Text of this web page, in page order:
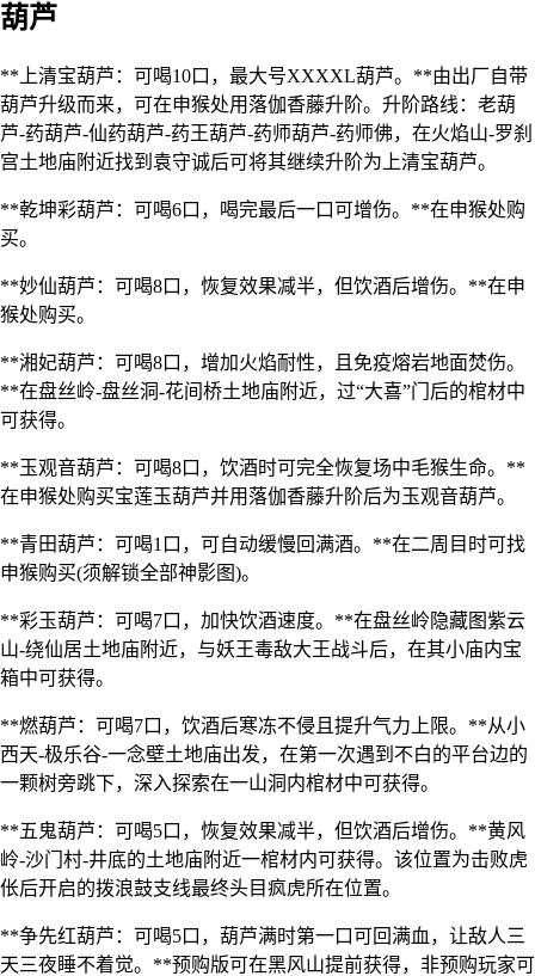
葫芦
**上清宝葫芦：可喝10口，最大号XXXXL葫芦。**由出厂自带
葫芦升级而来，可在申猴处用落伽香藤升阶。升阶路线：老葫
芦-药葫芦-仙药葫芦-药王葫芦-药师葫芦-药师佛，在火焰山-罗刹
宫土地庙附近找到袁守诚后可将其继续升阶为上清宝葫芦。
**乾坤彩葫芦：可喝6口，喝完最后一口可增伤。**在申猴处购
买。
**妙仙葫芦：可喝8口，恢复效果减半，但饮酒后增伤。**在申
猴处购买。
**湘妃葫芦：可喝8口，增加火焰耐性，且免疫熔岩地面焚伤。
**在盘丝岭-盘丝洞-花间桥土地庙附近，过“大喜”门后的棺材中
可获得。
**玉观音葫芦：可喝8口，饮酒时可完全恢复场中毛猴生命。**
在申猴处购买宝莲玉葫芦并用落伽香藤升阶后为玉观音葫芦。
**青田葫芦：可喝1口，可自动缓慢回满酒。**在二周目时可找
申猴购买(须解锁全部神影图)。
**彩玉葫芦：可喝7口，加快饮酒速度。**在盘丝岭隐藏图紫云
山-绕仙居土地庙附近，与妖王毒敌大王战斗后，在其小庙内宝
箱中可获得。
**燃葫芦：可喝7口，饮酒后寒冻不侵且提升气力上限。**从小
西天-极乐谷-一念壁土地庙出发，在第一次遇到不白的平台边的
一颗树旁跳下，深入探索在一山洞内棺材中可获得。
**五鬼葫芦：可喝5口，恢复效果减半，但饮酒后增伤。**黄风
岭-沙门村-井底的土地庙附近一棺材内可获得。该位置为击败虎
伥后开启的拨浪鼓支线最终头目疯虎所在位置。
**争先红葫芦：可喝5口，葫芦满时第一口可回满血，让敌人三
天三夜睡不着觉。**预购版可在黑风山提前获得，非预购玩家可